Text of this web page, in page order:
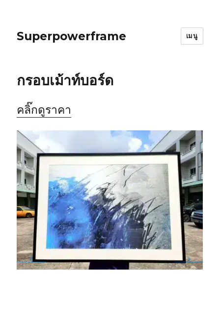
Superpowerframe เมนู
กรอบเม้าท์บอร์ด
คลิ๊กดูราคา